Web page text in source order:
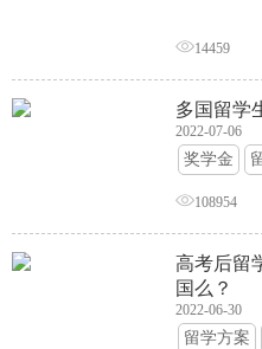
14459
多国留学
2022-07-06
奖学金
108954
高考后留
国么？
2022-06-30
留学方案